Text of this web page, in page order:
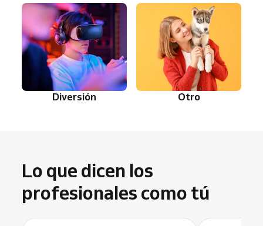
Diversión Otro
Lo que dicen los
profesionales como tú